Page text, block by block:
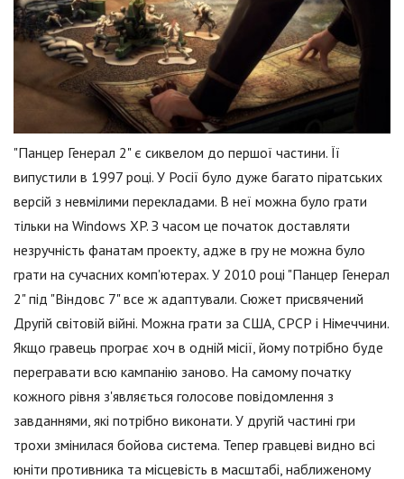
"Панцер Генерал 2" є сиквелом до першої частини. Її
випустили в 1997 році. У Росії було дуже багато піратських
версій з невмілими перекладами. В неї можна було грати
тільки на Windows XP. З часом це початок доставляти
незручність фанатам проекту, адже в гру не можна було
грати на сучасних комп'ютерах. У 2010 році "Панцер Генерал
2" під "Віндовс 7" все ж адаптували. Сюжет присвячений
Другій світовій війні. Можна грати за США, СРСР і Німеччини.
Якщо гравець програє хоч в одній місії, йому потрібно буде
перегравати всю кампанію заново. На самому початку
кожного рівня з'являється голосове повідомлення з
завданнями, які потрібно виконати. У другій частині гри
трохи змінилася бойова система. Тепер гравцеві видно всі
юніти противника та місцевість в масштабі, наближеному